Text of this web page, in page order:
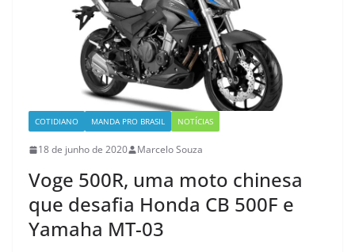
COTIDIANO MANDA PRO BRASIL NOTÍCIAS
18 de junho de 2020 Marcelo Souza
Voge 500R, uma moto chinesa
que desafia Honda CB 500F e
Yamaha MT-03